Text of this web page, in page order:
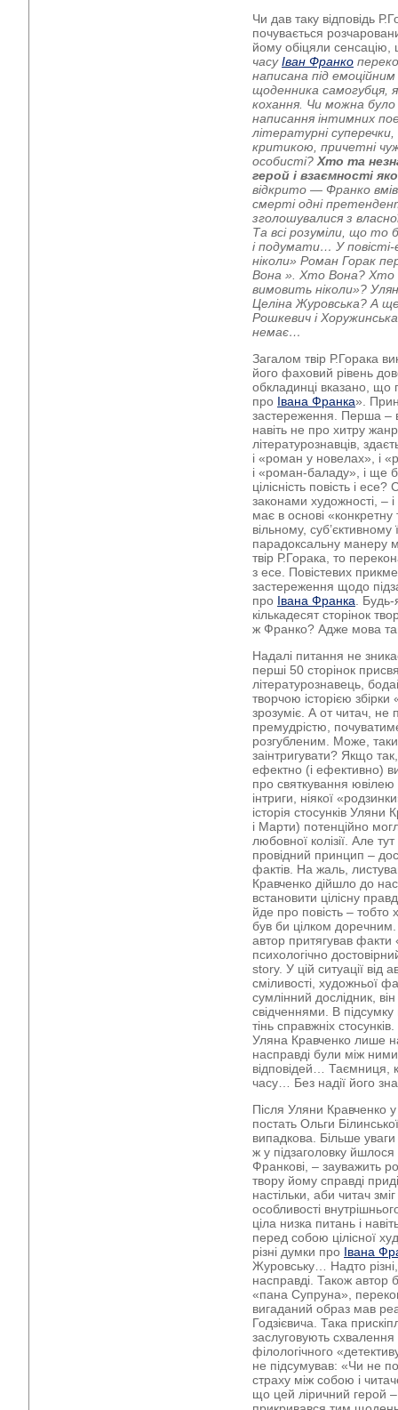
Чи дав таку відповідь
почувається
йому обіцяли
часуІван Франко
написана під
щоденника самогубця,
кохання. Чи можна
написання інтимних
літературні
критикою, причетні
особисті? Хто та
герой і взаємності
відкрито — Франко
смерті одні
зголошувалися з
Та всі розуміли, що то
і подумати… У повісті-
ніколи» Роман Горак
Вона ». Хто Вона? Хто
вимовить ніколи»?
Целіна Журовська? А
Рошкевич і
немає…
Загалом твір Р.Горака
його фаховий рівень
обкладинці вказано, що
про Івана Франка».
застереження. Перша –
навіть не про хитру
літературознавців,
і «роман у новелах», і
і «роман-баладу», і ще
цілісність повість і
законами художності, –
має в основі «конкретну
вільному, суб’єктивному
парадоксальну манеру
твір Р.Горака, то
з есе. Повістевих
застереження щодо
про Івана Франка .
кількадесят сторінок
ж Франко? Адже мова
Надалі питання не
перші 50 сторінок
літературознавець,
творчою історією збірки
зрозуміє. А от читач,
премудрістю,
розгубленим. Може,
заінтригувати? Якщо
ефектно (і ефективно)
про святкування
інтриги, ніякої
історія стосунків Уляни
і Марти) потенційно
любовної колізії. Але
провідний принцип –
фактів. На жаль,
Кравченко дійшло до
встановити цілісну
йде про повість – тобто
був би цілком
автор притягував
психологічно
story. У цій ситуації від
сміливості, художньої
сумлінний дослідник,
свідченнями. В підсумку
тінь справжніх
Уляна Кравченко лише
насправді були між
відповідей… Таємниця,
часу… Без надії його
Після Уляни Кравченко
постать Ольги
випадкова. Більше
ж у підзаголовку
Франкові, – зауважить
твору йому справді
настільки, аби читач
особливості
ціла низка питань і
перед собою цілісної
різні думки про Івана
Журовську… Надто
насправді. Також автор
«пана Супруна»,
вигаданий образ мав
Годзієвича. Така
заслуговують схвалення
філологічного
не підсумував: «Чи не
страху між собою і
що цей ліричний герой